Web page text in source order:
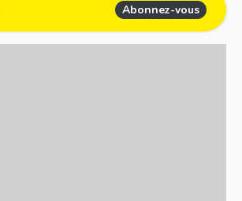
Abonnez-vous